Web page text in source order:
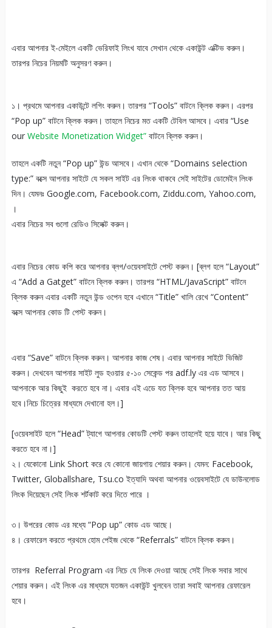
এবার আপনার ই-মেইলে একটি ভেরিফাই লিংখ যাবে সেখান থেকে একাউন্ট এক্টিভ করুন।
তারপর নিচের নিয়মটি অনুসরণ করুন।
১। প্রথমে আপনার একাউন্টে লগিং করুন। তারপর “Tools” বাটনে ক্লিক করুন। এরপর
“Pop up” বাটনে ক্লিক করুন। তাহলে নিচের মত একটি টেবিল আসবে। এবার “Use
our Website Monetization Widget”বাটনে ক্লিক করুন।
তাহলে একটি নতুন “Pop up” উন্ড আসবে। এখান থেকে “Domains selection
type:” বক্সে আপনার সাইটে যে সকল সাইট এর লিংক থাকবে সেই সাইটের ডোমেইন লিংক
দিন। যেমনঃ Google.com, Facebook.com, Ziddu.com, Yahoo.com,
।
এবার নিচের সব গুলো রেডিও সিলেক্ট করুন।
এবার নিচের কোড কপি করে আপনার ব্লগ/ওয়েবসাইটে পেস্ট করুন। [ব্লগ হলে “Layout”
এ “Add a Gatget” বাটনে ক্লিক করুন। তারপর “HTML/JavaScript” বাটনে
ক্লিক করুন এবার একটি নতুন উন্ড ওপেন হবে এখানে “Title” খালি রেখে “Content”
বক্সে আপনার কোড টি পেস্ট করুন।
এবার “Save” বাটনে ক্লিক করুন। আপনার কাজ শেষ। এবার আপনার সাইটে ভিজিট
করুন। দেখবেন আপনার সাইট লুড হওয়ার ৫-১০ সেকেন্ড পর adf.ly এর এড আসবে।
আপনাকে আর কিছুই করতে হবে না। এবার এই এডে যত ক্লিক হবে আপনার তত আয়
হবে।নিচে চিত্রের মাধ্যমে দেখানো হল।]
[ওয়েবসাইট হলে “Head” ট্যাগে আপনার কোডটি পেস্ট করুন তাহলেই হয়ে যাবে। আর কিছু
করতে হবে না।]
২। যেকোনো Link Short করে যে কোনো জায়গায় শেয়ার করুন। যেমন: Facebook,
Twitter, Globallshare, Tsu.co ইত্যাদি অথবা আপনার ওয়েবসাইটে যে ডাউনলোড
লিংক দিয়েছেন সেই লিংক শর্টকাট করে দিতে পারে ।
৩। উপরের কোড এর মধ্যে “Pop up” কোড এড আছে।
৪। রেফারেল করতে প্রথমে হোম পেইজ থেকে “Referrals” বাটনে ক্লিক করুন।
তারপর Referral Program এর নিচে যে লিংক দেওয়া আছে সেই লিংক সবার সাথে
শেয়ার করুন। এই লিংক এর মাধ্যমে যতজন একাউন্ট খুলবেন তারা সবাই আপনার রেফারেল
হবে।